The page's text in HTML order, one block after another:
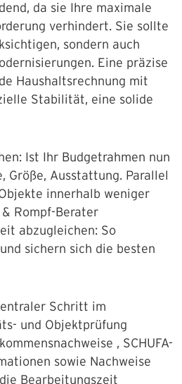
da sie Ihre maximale
verhindert. Sie sollte
sondern auch
Eine präzise
Haushaltsrechnung mit
Stabilität, eine solide
Ist Ihr Budgetrahmen nun
Größe, Ausstattung. Parallel
innerhalb weniger
Rompf-Berater
abzugleichen: So
sichern sich die besten
Schritt im
und Objektprüfung
, SCHUFA-
sowie Nachweise
Bearbeitungszeit